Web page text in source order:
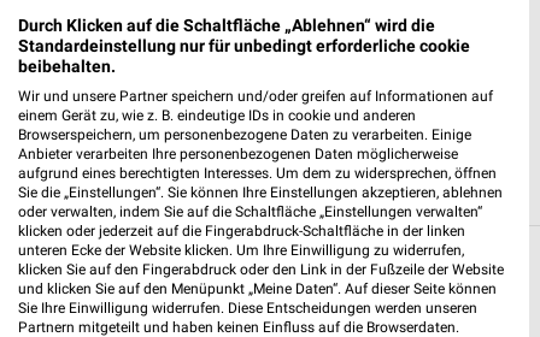
✔Einkaufsliste - Einkauf stressfrei planen
JETZT LADEN UND SPAREN!
Filialen in der Umgebung
1 Filiale
Durch Klicken auf die Schaltfläche „Ablehnen“ wird die
Standardeinstellung nur für unbedingt erforderliche cookie
beibehalten.
Wir und unsere Partner speichern und/oder greifen auf Informationen auf
einem Gerät zu, wie z. B. eindeutige IDs in cookie und anderen
Browserspeichern, um personenbezogene Daten zu verarbeiten. Einige
Anbieter verarbeiten Ihre personenbezogenen Daten möglicherweise
aufgrund eines berechtigten Interesses. Um dem zu widersprechen, öffnen
Sie die „Einstellungen“. Sie können Ihre Einstellungen akzeptieren, ablehnen
oder verwalten, indem Sie auf die Schaltfläche „Einstellungen verwalten“
klicken oder jederzeit auf die Fingerabdruck-Schaltfläche in der linken
unteren Ecke der Website klicken. Um Ihre Einwilligung zu widerrufen,
klicken Sie auf den Fingerabdruck oder den Link in der Fußzeile der Website
und klicken Sie auf den Menüpunkt „Meine Daten“. Auf dieser Seite können
Sie Ihre Einwilligung widerrufen. Diese Entscheidungen werden unseren
Partnern mitgeteilt und haben keinen Einfluss auf die Browserdaten.